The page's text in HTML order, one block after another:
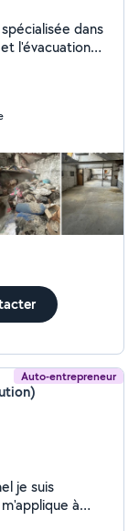
dans
l'évacuation
Auto-entrepreneur
je suis
à